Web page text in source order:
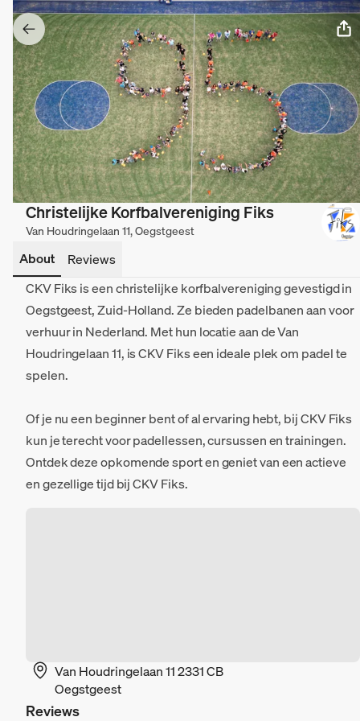
Christelijke Korfbalvereniging Fiks
Van Houdringelaan 11, Oegstgeest
About
Reviews
CKV Fiks is een christelijke korfbalvereniging gevestigd in
Oegstgeest, Zuid-Holland. Ze bieden padelbanen aan voor
verhuur in Nederland. Met hun locatie aan de Van
Houdringelaan 11, is CKV Fiks een ideale plek om padel te
spelen.
Of je nu een beginner bent of al ervaring hebt, bij CKV Fiks
kun je terecht voor padellessen, cursussen en trainingen.
Ontdek deze opkomende sport en geniet van een actieve
en gezellige tijd bij CKV Fiks.
Van Houdringelaan 11 2331 CB
Oegstgeest
Reviews